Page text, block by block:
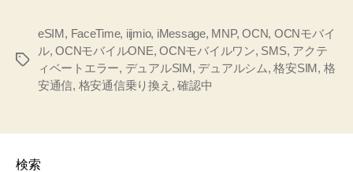
タ
eSIM, FaceTime, iijmio, iMessage, MNP,OCN, OCNモバイ
ル,OCNモバイルONE,OCNモバイルワン, SMS, アクテ
ィベートエラー, デュアルSIM, デュアルシム,格安SIM, 格
安通信, 格安通信乗り換え ,確認中
検索